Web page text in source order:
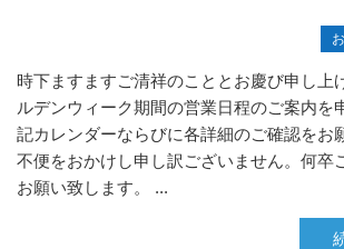
時下ますますご清祥のこととお慶び申し上
ルデンウィーク期間の営業日程のご案内を
記カレンダーならびに各詳細のご確認をお
不便をおかけし申し訳ございません。何卒
お願い致します。 ...